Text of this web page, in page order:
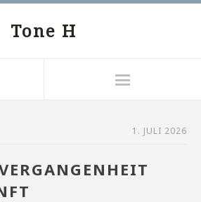
Tone H
1. JULI 2026